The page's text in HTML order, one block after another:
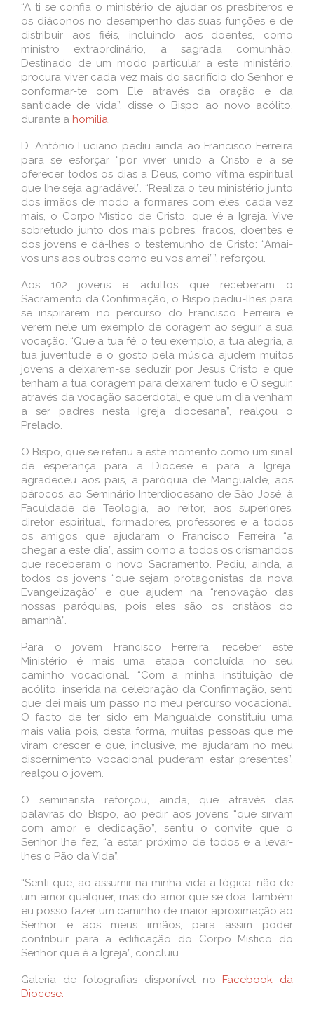
“A ti se confia o ministério de ajudar os presbíteros e
os diáconos no desempenho das suas funções e de
distribuir aos fiéis, incluindo aos doentes, como
ministro extraordinário, a sagrada comunhão.
Destinado de um modo particular a este ministério,
procura viver cada vez mais do sacrifício do Senhor e
conformar-te com Ele através da oração e da
santidade de vida”, disse o Bispo ao novo acólito,
durante a homilia.
D. António Luciano pediu ainda ao Francisco Ferreira
para se esforçar “por viver unido a Cristo e a se
oferecer todos os dias a Deus, como vítima espiritual
que lhe seja agradável”. “Realiza o teu ministério junto
dos irmãos de modo a formares com eles, cada vez
mais, o Corpo Místico de Cristo, que é a Igreja. Vive
sobretudo junto dos mais pobres, fracos, doentes e
dos jovens e dá-lhes o testemunho de Cristo: “Amai-
vos uns aos outros como eu vos amei””, reforçou.
Aos 102 jovens e adultos que receberam o
Sacramento da Confirmação, o Bispo pediu-lhes para
se inspirarem no percurso do Francisco Ferreira e
verem nele um exemplo de coragem ao seguir a sua
vocação. “Que a tua fé, o teu exemplo, a tua alegria, a
tua juventude e o gosto pela música ajudem muitos
jovens a deixarem-se seduzir por Jesus Cristo e que
tenham a tua coragem para deixarem tudo e O seguir,
através da vocação sacerdotal, e que um dia venham
a ser padres nesta Igreja diocesana”, realçou o
Prelado.
O Bispo, que se referiu a este momento como um sinal
de esperança para a Diocese e para a Igreja,
agradeceu aos pais, à paróquia de Mangualde, aos
párocos, ao Seminário Interdiocesano de São José, à
Faculdade de Teologia, ao reitor, aos superiores,
diretor espiritual, formadores, professores e a todos
os amigos que ajudaram o Francisco Ferreira “a
chegar a este dia”, assim como a todos os crismandos
que receberam o novo Sacramento. Pediu, ainda, a
todos os jovens “que sejam protagonistas da nova
Evangelização” e que ajudem na “renovação das
nossas paróquias, pois eles são os cristãos do
amanhã”.
Para o jovem Francisco Ferreira, receber este
Ministério é mais uma etapa concluída no seu
caminho vocacional. “Com a minha instituição de
acólito, inserida na celebração da Confirmação, senti
que dei mais um passo no meu percurso vocacional.
O facto de ter sido em Mangualde constituiu uma
mais valia pois, desta forma, muitas pessoas que me
viram crescer e que, inclusive, me ajudaram no meu
discernimento vocacional puderam estar presentes”,
realçou o jovem.
O seminarista reforçou, ainda, que através das
palavras do Bispo, ao pedir aos jovens “que sirvam
com amor e dedicação”, sentiu o convite que o
Senhor lhe fez, “a estar próximo de todos e a levar-
lhes o Pão da Vida”.
“Senti que, ao assumir na minha vida a lógica, não de
um amor qualquer, mas do amor que se doa, também
eu posso fazer um caminho de maior aproximação ao
Senhor e aos meus irmãos, para assim poder
contribuir para a edificação do Corpo Místico do
Senhor que é a Igreja”, concluiu.
Galeria de fotografias disponível no Facebook da
Diocese.